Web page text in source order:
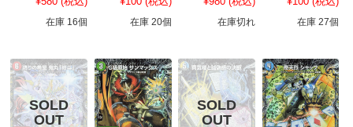
［26RP2］
在庫 16個
［26RP2］
在庫 20個 在庫切れ 在庫 27個